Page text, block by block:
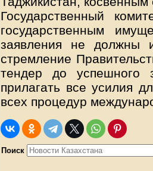
Государственный
государственным
заявления не должны
стремление
тендер до успешного
прилагать все усилия
всех процедур
Поиск